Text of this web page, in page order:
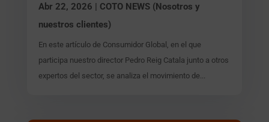
Abr 22, 2026 | COTO NEWS (Nosotros y
nuestros clientes)
En este artículo de Consumidor Global, en el que
participa nuestro director Pedro Reig Catala junto a otros
expertos del sector, se analiza el movimiento de...